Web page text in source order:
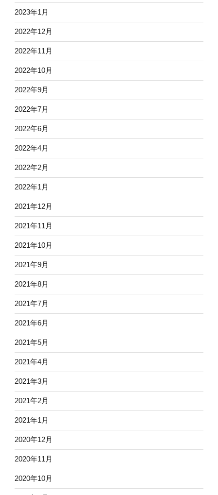
2023年1月
2022年12月
2022年11月
2022年10月
2022年9月
2022年7月
2022年6月
2022年4月
2022年2月
2022年1月
2021年12月
2021年11月
2021年10月
2021年9月
2021年8月
2021年7月
2021年6月
2021年5月
2021年4月
2021年3月
2021年2月
2021年1月
2020年12月
2020年11月
2020年10月